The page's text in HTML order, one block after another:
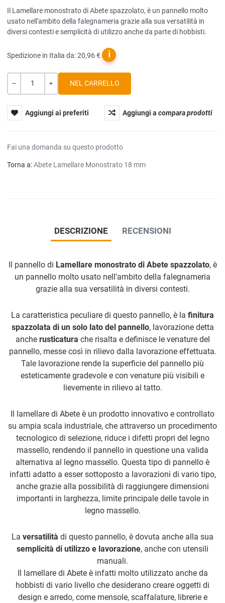
Il Lamellare monostrato di Abete spazzolato, è un pannello molto
usato nell'ambito della falegnameria grazie alla sua versatilità in
diversi contesti e semplicità di utilizzo anche da parte di hobbisti.
Spedizione in Italia da: 20,96 € ℹ
Quantità
Aggiungi ai preferiti Aggiungi acompara prodotti
Fai una domanda su questo prodotto
Torna a:Abete Lamellare Monostrato 18 mm
DESCRIZIONE RECENSIONI
Il pannello di Lamellare monostrato di Abete spazzolato, è
un pannello molto usato nell'ambito della falegnameria
grazie alla sua versatilità in diversi contesti.
La caratteristica peculiare di questo pannello, è la finitura
spazzolata di un solo lato del pannello, lavorazione detta
anche rusticatura che risalta e definisce le venature del
pannello, messe così in rilievo dalla lavorazione effettuata.
Tale lavorazione rende la superficie del pannello più
esteticamente gradevole e con venature più visibili e
lievemente in rilievo al tatto.
Il lamellare di Abete è un prodotto innovativo e controllato
su ampia scala industriale, che attraverso un procedimento
tecnologico di selezione, riduce i difetti propri del legno
massello, rendendo il pannello in questione una valida
alternativa al legno massello. Questa tipo di pannello è
infatti adatto a esser sottoposto a lavorazioni di vario tipo,
anche grazie alla possibilità di raggiungere dimensioni
importanti in larghezza, limite principale delle tavole in
legno massello.
La versatilità di questo pannello, è dovuta anche alla sua
semplicità di utilizzo e lavorazione, anche con utensili
manuali.
Il lamellare di Abete è infatti molto utilizzato anche da
hobbisti di vario livello che desiderano creare oggetti di
design e arredo, come mensole, scaffalature, librerie e